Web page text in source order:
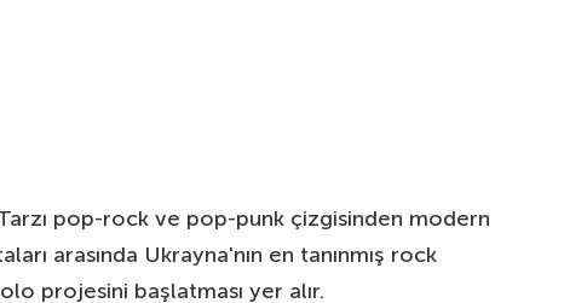
pop-rock ve pop-punk çizgisinden modern
arasında Ukrayna'nın en tanınmış rock
projesini başlatması yer alır.